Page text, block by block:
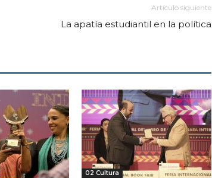
Artículo siguiente
La apatía estudiantil en la política
02 Cultura